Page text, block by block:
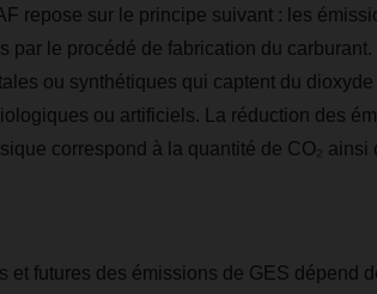
repose sur le principe suivant : les
par le procédé de fabrication du
ou synthétiques qui captent du
ou artificiels. La réduction des
correspond à la quantité de CO₂ ainsi
et futures des émissions de GES dépend